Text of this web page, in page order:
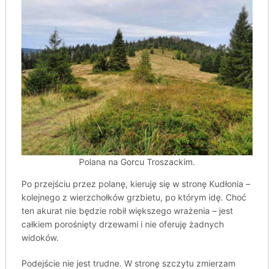
Polana na Gorcu Troszackim.
Po przejściu przez polanę, kieruję się w stronę Kudłonia –
kolejnego z wierzchołków grzbietu, po którym idę. Choć
ten akurat nie będzie robił większego wrażenia – jest
całkiem porośnięty drzewami i nie oferuję żadnych
widoków.
Podejście nie jest trudne. W stronę szczytu zmierzam